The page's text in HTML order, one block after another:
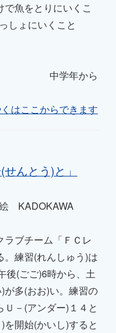
魚をとりにいくこ
しょにいくこと
中学年から
はここからできます
んとう)と 」
KADOKAWA
ラブチーム「ＦＣレ
。練習(れんしゅう)は
後(ごご)6時から、土
が多(おお)い。練習の
－(アンダー)１４と
開始(かいし)すると